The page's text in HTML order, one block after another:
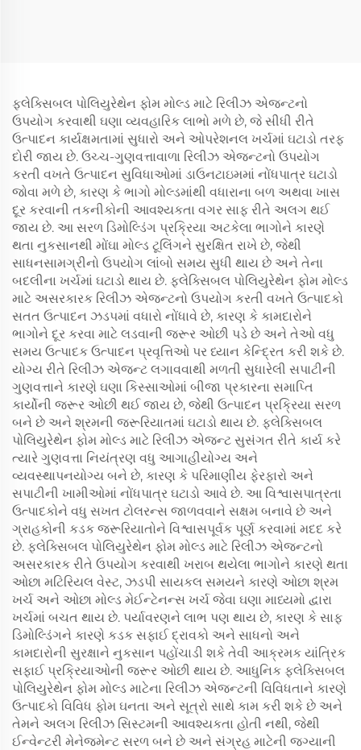
ફ્લેક્સિબલ પોલિયુરેથેન ફોમ મોલ્ડ માટે રિલીઝ એજન્ટનો
ઉપયોગ કરવાથી ઘણા વ્યવહારિક લાભો મળે છે, જે સીધી રીતે
ઉત્પાદન કાર્યક્ષમતામાં સુધારો અને ઓપરેશનલ ખર્ચમાં ઘટાડો તરફ
દોરી જાય છે. ઉચ્ચ-ગુણવત્તાવાળા રિલીઝ એજન્ટનો ઉપયોગ
કરતી વખતે ઉત્પાદન સુવિધાઓમાં ડાઉનટાઇમમાં નોંધપાત્ર ઘટાડો
જોવા મળે છે, કારણ કે ભાગો મોલ્ડમાંથી વધારાના બળ અથવા ખાસ
દૂર કરવાની તકનીકોની આવશ્યકતા વગર સાફ રીતે અલગ થઈ
જાય છે. આ સરળ ડિમોલ્ડિંગ પ્રક્રિયા અટકેલા ભાગોને કારણે
થતા નુકસાનથી મોંઘા મોલ્ડ ટૂલિંગને સુરક્ષિત રાખે છે, જેથી
સાધનસામગ્રીનો ઉપયોગ લાંબો સમય સુધી થાય છે અને તેના
બદલીના ખર્ચમાં ઘટાડો થાય છે. ફ્લેક્સિબલ પોલિયુરેથેન ફોમ મોલ્ડ
માટે અસરકારક રિલીઝ એજન્ટનો ઉપયોગ કરતી વખતે ઉત્પાદકો
સતત ઉત્પાદન ઝડપમાં વધારો નોંધાવે છે, કારણ કે કામદારોને
ભાગોને દૂર કરવા માટે લડવાની જરૂર ઓછી પડે છે અને તેઓ વધુ
સમય ઉત્પાદક ઉત્પાદન પ્રવૃત્તિઓ પર ધ્યાન કેન્દ્રિત કરી શકે છે.
યોગ્ય રીતે રિલીઝ એજન્ટ લગાવવાથી મળતી સુધારેલી સપાટીની
ગુણવત્તાને કારણે ઘણા કિસ્સાઓમાં બીજા પ્રકારના સમાપ્તિ
કાર્યોની જરૂર ઓછી થઈ જાય છે, જેથી ઉત્પાદન પ્રક્રિયા સરળ
બને છે અને શ્રમની જરૂરિયાતમાં ઘટાડો થાય છે. ફ્લેક્સિબલ
પોલિયુરેથેન ફોમ મોલ્ડ માટે રિલીઝ એજન્ટ સુસંગત રીતે કાર્ય કરે
ત્યારે ગુણવત્તા નિયંત્રણ વધુ આગાહીયોગ્ય અને
વ્યવસ્થાપનયોગ્ય બને છે, કારણ કે પરિમાણીય ફેરફારો અને
સપાટીની ખામીઓમાં નોંધપાત્ર ઘટાડો આવે છે. આ વિશ્વાસપાત્રતા
ઉત્પાદકોને વધુ સખત ટોલરન્સ જાળવવાને સક્ષમ બનાવે છે અને
ગ્રાહકોની કડક જરૂરિયાતોને વિશ્વાસપૂર્વક પૂર્ણ કરવામાં મદદ કરે
છે. ફ્લેક્સિબલ પોલિયુરેથેન ફોમ મોલ્ડ માટે રિલીઝ એજન્ટનો
અસરકારક રીતે ઉપયોગ કરવાથી ખરાબ થયેલા ભાગોને કારણે થતા
ઓછા મટિરિયલ વેસ્ટ, ઝડપી સાયકલ સમયને કારણે ઓછા શ્રમ
ખર્ચ અને ઓછા મોલ્ડ મેઈન્ટેનન્સ ખર્ચ જેવા ઘણા માધ્યમો દ્વારા
ખર્ચમાં બચત થાય છે. પર્યાવરણને લાભ પણ થાય છે, કારણ કે સાફ
ડિમોલ્ડિંગને કારણે કડક સફાઈ દ્રાવકો અને સાધનો અને
કામદારોની સુરક્ષાને નુકસાન પહોંચાડી શકે તેવી આક્રમક યાંત્રિક
સફાઈ પ્રક્રિયાઓની જરૂર ઓછી થાય છે. આધુનિક ફ્લેક્સિબલ
પોલિયુરેથેન ફોમ મોલ્ડ માટેના રિલીઝ એજન્ટની વિવિધતાને કારણે
ઉત્પાદકો વિવિધ ફોમ ઘનતા અને સૂત્રો સાથે કામ કરી શકે છે અને
તેમને અલગ રિલીઝ સિસ્ટમની આવશ્યકતા હોતી નથી, જેથી
ઈન્વેન્ટરી મેનેજમેન્ટ સરળ બને છે અને સંગ્રહ માટેની જગ્યાની